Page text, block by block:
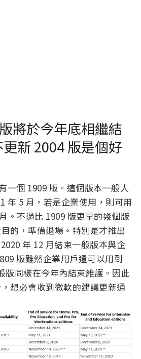
將於今年底相繼結
新 2004 版是個好
一個 1909 版。這個版本一般人
年 5 月，若是企業使用，則可用
。不過比 1909 版更早的幾個版
的，準備退場。特別是才推出
年 12 月結束一般版本與企
版雖然企業用戶還可以用到
版同樣在今年內結束維護。因此
想必會收到微軟的建議更新通